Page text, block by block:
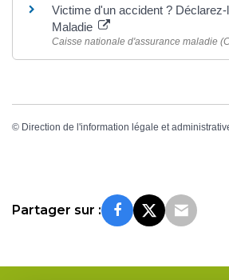
Victime d'un accident ?
Maladie
Caisse nationale d'assurance maladie
© Direction de l'information légale et
Partager sur :